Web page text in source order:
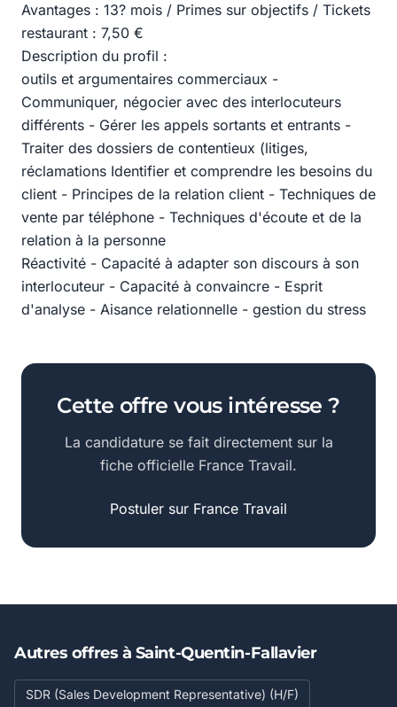
Avantages : 13? mois / Primes sur objectifs / Tickets
restaurant : 7,50 €
Description du profil :
outils et argumentaires commerciaux -
Communiquer, négocier avec des interlocuteurs
différents - Gérer les appels sortants et entrants -
Traiter des dossiers de contentieux (litiges,
réclamations Identifier et comprendre les besoins du
client - Principes de la relation client - Techniques de
vente par téléphone - Techniques d'écoute et de la
relation à la personne
Réactivité - Capacité à adapter son discours à son
interlocuteur - Capacité à convaincre - Esprit
d'analyse - Aisance relationnelle - gestion du stress
Cette offre vous intéresse ?
La candidature se fait directement sur la
fiche officielle France Travail.
Postuler sur France Travail
Autres offres à Saint-Quentin-Fallavier
SDR (Sales Development Representative) (H/F)